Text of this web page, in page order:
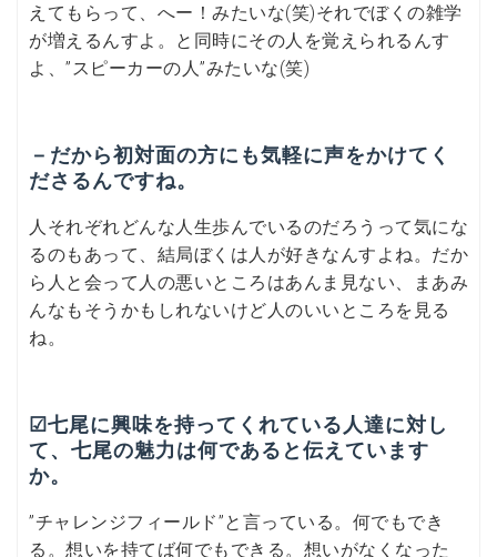
えてもらって、へー！みたいな(笑)それでぼくの雑学
が増えるんすよ。と同時にその人を覚えられるんす
よ、”スピーカーの人”みたいな(笑)
－だから初対面の方にも気軽に声をかけてく
ださるんですね。
人それぞれどんな人生歩んでいるのだろうって気にな
るのもあって、結局ぼくは人が好きなんすよね。だか
ら人と会って人の悪いところはあんま見ない、まあみ
んなもそうかもしれないけど人のいいところを見る
ね。
☑七尾に興味を持ってくれている人達に対し
て、七尾の魅力は何であると伝えています
か。
”チャレンジフィールド”と言っている。何でもでき
る。想いを持てば何でもできる。想いがなくなった